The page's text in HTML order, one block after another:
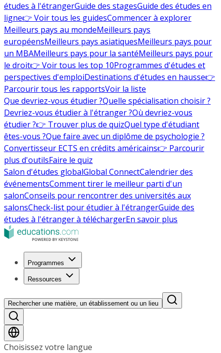
études à l'étrangerGuide des stagesGuide des études en
ligne👉 Voir tous les guidesCommencer à explorer
Meilleurs pays au mondeMeilleurs pays
européensMeilleurs pays asiatiquesMeilleurs pays pour
un MBAMeilleurs pays pour la santéMeilleurs pays pour
le droit👉 Voir tous les top 10Programmes d'études et
perspectives d'emploiDestinations d'études en hausse👉
Parcourir tous les rapportsVoir la liste
Que devriez-vous étudier ?Quelle spécialisation choisir ?
Devriez-vous étudier à l'étranger ?Où devriez-vous
étudier ?👉 Trouver plus de quizQuel type d'étudiant
êtes-vous ?Que faire avec un diplôme de psychologie ?
Convertisseur ECTS en crédits américains👉 Parcourir
plus d'outilsFaire le quiz
Salon d'études globalGlobal ConnectCalendrier des
événementsComment tirer le meilleur parti d'un
salonConseils pour rencontrer des universités aux
salonsCheck-list pour étudier à l'étrangerGuide des
études à l'étranger à téléchargerEn savoir plus
Programmes
Ressources
Rechercher une matière, un établissement ou un lieu
Choisissez votre langue